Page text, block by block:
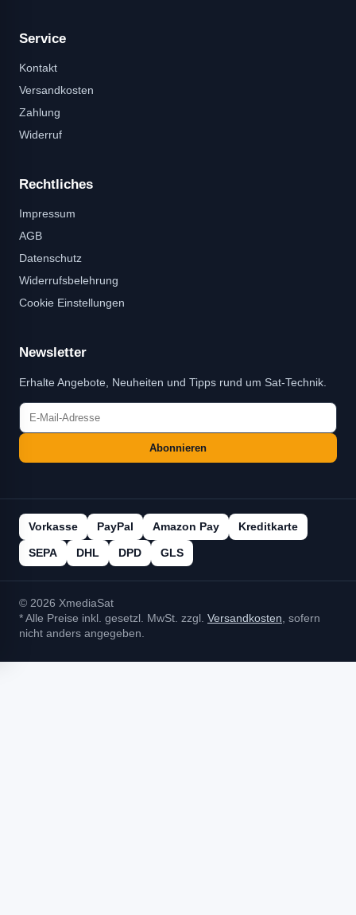
Service
Kontakt
Versandkosten
Zahlung
Widerruf
Rechtliches
Impressum
AGB
Datenschutz
Widerrufsbelehrung
Cookie Einstellungen
Newsletter
Erhalte Angebote, Neuheiten und Tipps rund um Sat-Technik.
Abonnieren
Vorkasse PayPal Amazon Pay Kreditkarte
SEPA DHL DPD GLS
© 2026 XmediaSat
* Alle Preise inkl. gesetzl. MwSt. zzgl. Versandkosten , sofern
nicht anders angegeben.